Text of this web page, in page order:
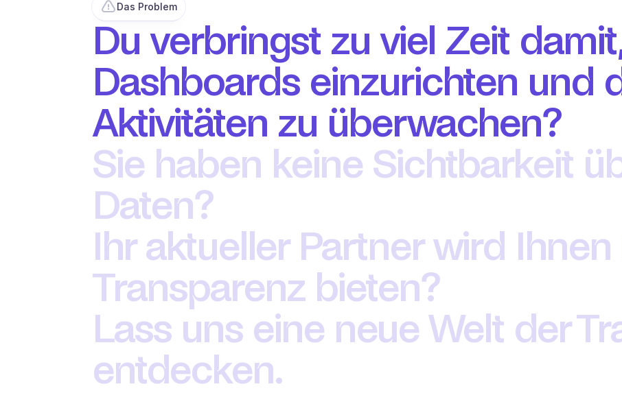
Das Problem
Du verbringst zu viel Zeit damit,
Dashboards einzurichten und
Aktivitäten zu überwachen?
Sie haben keine Sichtbarkeit
Daten?
Ihr aktueller Partner wird
Transparenz bieten?
Lass uns eine neue Welt der
entdecken.